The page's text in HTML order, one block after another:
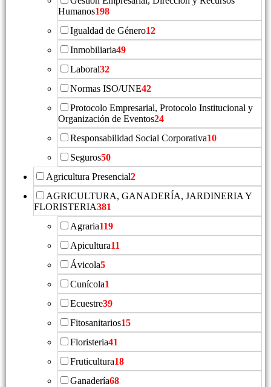
Humanos198
Igualdad de Género12
Inmobiliaria49
Laboral32
Normas ISO/UNE42
Protocolo Empresarial, Protocolo Institucional y
Organización de Eventos24
Responsabilidad Social Corporativa10
Seguros50
Agricultura Presencial2
AGRICULTURA, GANADERÍA, JARDINERIA Y
FLORISTERIA381
Agraria119
Apicultura11
Ávicola5
Cunícola1
Ecuestre39
Fitosanitarios15
Floristeria41
Fruticultura18
Ganadería68